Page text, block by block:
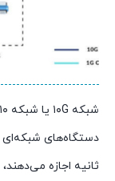
ثانیه اجازه